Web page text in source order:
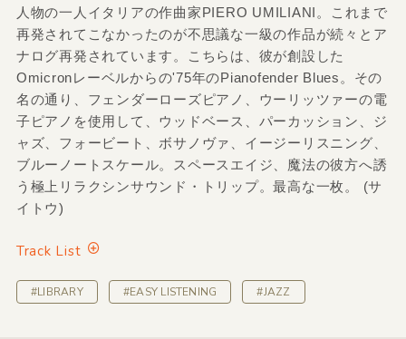
人物の一人イタリアの作曲家PIERO UMILIANI。これまで
再発されてこなかったのが不思議な一級の作品が続々とア
ナログ再発されています。こちらは、彼が創設した
Omicronレーベルからの'75年のPianofender Blues。その
名の通り、フェンダーローズピアノ、ウーリッツァーの電
子ピアノを使用して、ウッドベース、パーカッション、ジ
ャズ、フォービート、ボサノヴァ、イージーリスニング、
ブルーノートスケール。スペースエイジ、魔法の彼方へ誘
う極上リラクシンサウンド・トリップ。最高な一枚。 (サ
イトウ)
Track List
#LIBRARY #EASY LISTENING #JAZZ